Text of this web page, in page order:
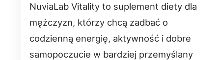
NuviaLab Vitality to suplement diety dla
mężczyzn, którzy chcą zadbać o
codzienną energię, aktywność i dobre
samopoczucie w bardziej przemyślany